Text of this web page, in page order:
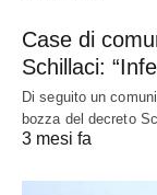
Case di
Schillaci:
Di seguito un
bozza del decreto
3 mesi fa